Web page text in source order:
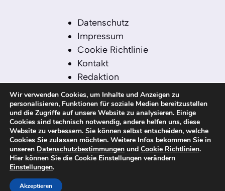
Datenschutz
Impressum
Cookie Richtlinie
Kontakt
Redaktion
Redaktionelle Leitlinien
Sitemap
Einsatz von KI in der
Redaktion
© 2026 kanaren-nachrichten.com – Alle
Rechte vorbehalten
Wir verwenden Cookies, um Inhalte und Anzeigen zu
personalisieren, Funktionen für soziale Medien bereitzustellen
und die Zugriffe auf unsere Website zu analysieren. Einige
Cookies sind technisch notwendig, andere helfen uns, diese
Website zu verbessern. Sie können selbst entscheiden, welche
Cookies Sie zulassen möchten. Weitere Infos bekommen Sie in
unseren Datenschutzbestimmungen und Cookie Richtlinien.
Hier können Sie die Cookie Einstellungen verändern
Einstellungen.
Akzeptieren